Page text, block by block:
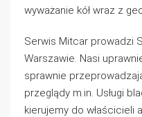
wyważanie kół wraz z
Serwis Mitcar prowadzi
Warszawie. Nasi
sprawnie
przeglądy m.in. Usługi
kierujemy do właścicieli